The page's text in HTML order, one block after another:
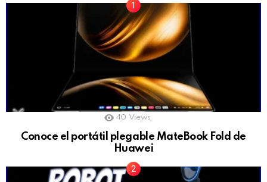
40 Views
Conoce el portátil plegable MateBook Fold de
Huawei